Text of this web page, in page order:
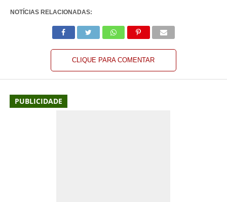
NOTÍCIAS RELACIONADAS:
CLIQUE PARA COMENTAR
PUBLICIDADE